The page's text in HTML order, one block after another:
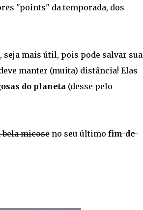
"points" da temporada, dos
mais útil, pois pode salvar sua
manter (muita) distância! Elas
do planeta(desse pelo
micoseno seu último fim-de-